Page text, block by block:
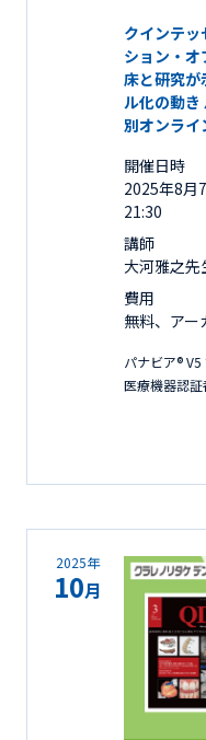
クインテ
ション・
床と研究が
ル化の動き
別オンライ
開催日時
2025年8
21:30
講師
大河雅之先
費用
無料、ア
パナビア®
医療機器認
2025年
10月